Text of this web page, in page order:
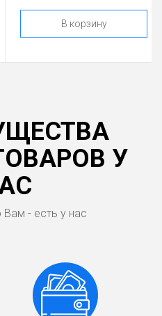
В корзину
У
- есть у нас